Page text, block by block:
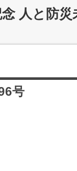
念 人と防
号